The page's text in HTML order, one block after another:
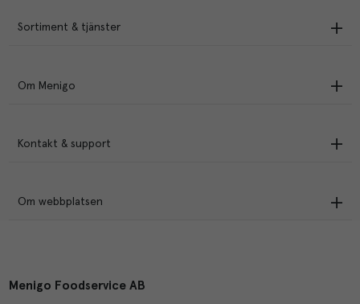
Sortiment & tjänster
Om Menigo
Kontakt & support
Om webbplatsen
Menigo Foodservice AB